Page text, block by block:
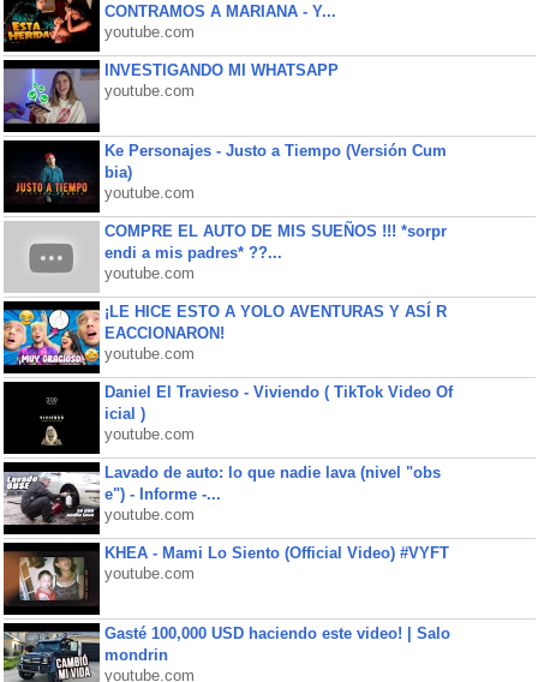
CONTRAMOS A MARIANA - Y...
youtube.com
INVESTIGANDO MI WHATSAPP
youtube.com
Ke Personajes - Justo a Tiempo (Versión Cum
bia)
youtube.com
COMPRE EL AUTO DE MIS SUEÑOS !!! *sorpr
endi a mis padres* ??...
youtube.com
¡LE HICE ESTO A YOLO AVENTURAS Y ASÍ R
EACCIONARON!
youtube.com
Daniel El Travieso - Viviendo ( TikTok Video Of
icial )
youtube.com
Lavado de auto: lo que nadie lava (nivel "obs
e") - Informe -...
youtube.com
KHEA - Mami Lo Siento (Official Video) #VYFT
youtube.com
Gasté 100,000 USD haciendo este video! | Salo
mondrin
youtube.com